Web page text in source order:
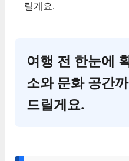
릴게요.
여행 전 한눈에
소와 문화 공간
드릴게요.